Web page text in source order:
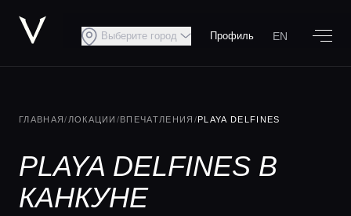
Выберите город Профиль EN
ГЛАВНАЯ/ ЛОКАЦИИ /ВПЕЧАТЛЕНИЯ /PLAYA DELFINES
PLAYA DELFINES В
КАНКУНЕ